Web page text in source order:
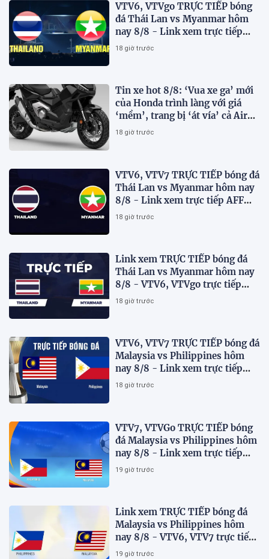
VTV6, VTVgo TRỰC TIẾP bóng
đá Thái Lan vs Myanmar hôm
nay 8/8 - Link xem trực tiếp
AFF Cup 2026 mới nhất
18 giờ trước
Tin xe hot 8/8: ‘Vua xe ga’ mới
của Honda trình làng với giá
‘mềm’, trang bị ‘át vía’ cả Air
Blade và SH
18 giờ trước
VTV6, VTV7 TRỰC TIẾP bóng đá
Thái Lan vs Myanmar hôm nay
8/8 - Link xem trực tiếp AFF
Cup 2026 mới nhất
18 giờ trước
Link xem TRỰC TIẾP bóng đá
Thái Lan vs Myanmar hôm nay
8/8 - VTV6, VTVgo trực tiếp
AFF Cup 2026
18 giờ trước
VTV6, VTV7 TRỰC TIẾP bóng đá
Malaysia vs Philippines hôm
nay 8/8 - Link xem trực tiếp
AFF Cup 2026 mới nhất
18 giờ trước
VTV7, VTVGo TRỰC TIẾP bóng
đá Malaysia vs Philippines hôm
nay 8/8 - Link xem trực tiếp
AFF Cup 2026 mới nhất
19 giờ trước
Link xem TRỰC TIẾP bóng đá
Malaysia vs Philippines hôm
nay 8/8 - VTV6, VTV7 trực tiếp
AFF Cup 2026
19 giờ trước